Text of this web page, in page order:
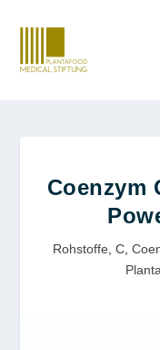
Coenzym
Rohstoffe C,